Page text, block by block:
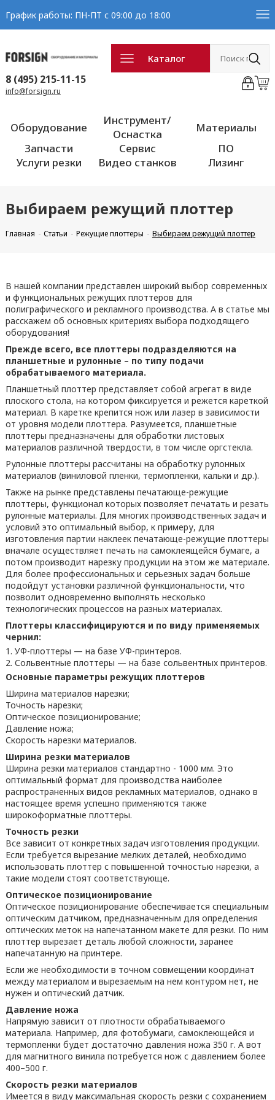
График работы: ПН-ПТ с 09:00 до 18:00
Каталог
8 (495) 215-11-15
info@forsign.ru
Оборудование
Инструмент/
Оснастка
Материалы
Запчасти
Сервис
ПО
Услуги резки
Видео станков Лизинг
Выбираем режущий плоттер
Главная Статьи Режущие плоттеры Выбираем режущий плоттер
В нашей компании представлен широкий выбор современных
и функциональных режущих плоттеров для
полиграфического и рекламного производства. А в статье мы
расскажем об основных критериях выбора подходящего
оборудования!
Прежде всего, все плоттеры подразделяются на
планшетные и рулонные – по типу подачи
обрабатываемого материала.
Планшетный плоттер представляет собой агрегат в виде
плоского стола, на котором фиксируется и режется кареткой
материал. В каретке крепится нож или лазер в зависимости
от уровня модели плоттера. Разумеется, планшетные
плоттеры предназначены для обработки листовых
материалов различной твердости, в том числе оргстекла.
Рулонные плоттеры рассчитаны на обработку рулонных
материалов (виниловой пленки, термопленки, кальки и др.).
Также на рынке представлены печатающе-режущие
плоттеры, функционал которых позволяет печатать и резать
рулонные материалы. Для многих производственных задач и
условий это оптимальный выбор, к примеру, для
изготовления партии наклеек печатающе-режущие плоттеры
вначале осуществляет печать на самоклеящейся бумаге, а
потом производит нарезку продукции на этом же материале.
Для более профессиональных и серьезных задач больше
подойдут установки различной функциональности, что
позволит одновременно выполнять несколько
технологических процессов на разных материалах.
Плоттеры классифицируются и по виду применяемых
чернил:
УФ-плоттеры — на базе УФ-принтеров.
Сольвентные плоттеры — на базе сольвентных принтеров.
Основные параметры режущих плоттеров
Ширина материалов нарезки;
Точность нарезки;
Оптическое позиционирование;
Давление ножа;
Скорость нарезки материалов.
Ширина резки материалов
Ширина резки материалов стандартно - 1000 мм. Это
оптимальный формат для производства наиболее
распространенных видов рекламных материалов, однако в
настоящее время успешно применяются также
широкоформатные плоттеры.
Точность резки
Все зависит от конкретных задач изготовления продукции.
Если требуется вырезание мелких деталей, необходимо
использовать плоттер с повышенной точностью нарезки, а
такие модели стоят соответствующе.
Оптическое позиционирование
Оптическое позиционирование обеспечивается специальным
оптическим датчиком, предназначенным для определения
оптических меток на напечатанном макете для резки. По ним
плоттер вырезает деталь любой сложности, заранее
напечатанную на принтере.
Если же необходимости в точном совмещении координат
между материалом и вырезаемым на нем контуром нет, не
нужен и оптический датчик.
Давление ножа
Напрямую зависит от плотности обрабатываемого
материала. Например, для фотобумаги, самоклеющейся и
термопленки будет достаточно давления ножа 350 г. А вот
для магнитного винила потребуется нож с давлением более
400–500 г.
Скорость резки материалов
Имеется в виду максимальная скорость резки с сохранением